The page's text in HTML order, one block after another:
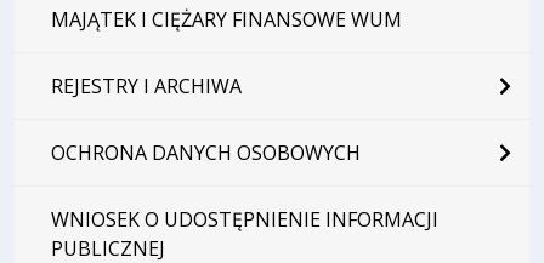
MAJĄTEK I CIĘŻARY FINANSOWE WUM
REJESTRY I ARCHIWA
OCHRONA DANYCH OSOBOWYCH
WNIOSEK O UDOSTĘPNIENIE INFORMACJI
PUBLICZNEJ